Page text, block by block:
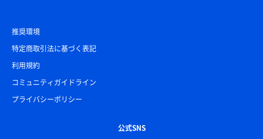
推奨環境
特定商取引法に基づく表記
利用規約
コミュニティガイドライン
プライバシーポリシー
公式SNS